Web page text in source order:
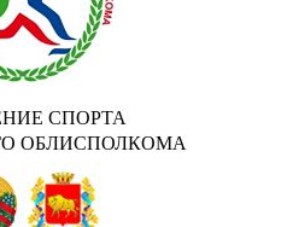
СПОРТА
ОБЛИСПОЛКОМА